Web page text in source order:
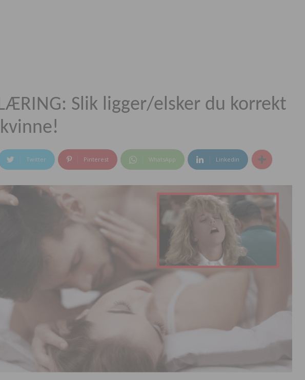
Slik ligger/elsker du korrekt
Twitter Pinterest WhatsApp Linkedin